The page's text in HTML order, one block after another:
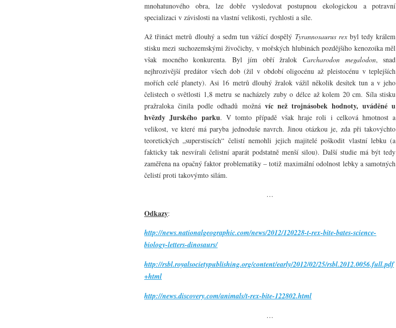
mnohatunového obra, lze dobře vysledovat postupnou ekologickou a potravní
specializaci v závislosti na vlastní velikosti, rychlosti a síle.
Až třináct metrů dlouhý a sedm tun vážící dospělý Tyrannosaurus rexbyl tedy králem
stisku mezi suchozemskými živočichy, v mořských hlubinách pozdějšího kenozoika měl
však mocného konkurenta. Byl jím obří žralok Carcharodon megalodon, snad
nejhrozivější predátor všech dob (žil v období oligocénu až pleistocénu v teplejších
mořích celé planety). Asi 16 metrů dlouhý žralok vážil několik desítek tun a v jeho
čelistech o světlosti 1,8 metru se nacházely zuby o délce až kolem 20 cm. Síla stisku
pražraloka činila podle odhadů možná víc než trojnásobek hodnoty, uváděné u
hvězdy Jurského parku. V tomto případě však hraje roli i celková hmotnost a
velikost, ve které má paryba jednoduše navrch. Jinou otázkou je, zda při takovýchto
teoretických „superstiscích“ čelistí nemohli jejich majitelé poškodit vlastní lebku (a
fakticky tak nesvírali čelistní aparát podstatně menší silou). Další studie má být tedy
zaměřena na opačný faktor problematiky – totiž maximální odolnost lebky a samotných
čelistí proti takovýmto silám.
…
Odkazy:
http://news.nationalgeographic.com/news/2012/120228-t-rex-bite-bates-science-
biology-letters-dinosaurs/
http://rsbl.royalsocietypublishing.org/content/early/2012/02/25/rsbl.2012.0056.full.pdf
+html
http://news.discovery.com/animals/t-rex-bite-122802.html
…